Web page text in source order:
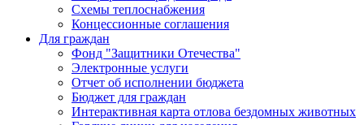
Схемы теплоснабжения
Концессионные соглашения
Для граждан
Фонд "Защитники Отечества"
Электронные услуги
Отчет об исполнении бюджета
Бюджет для граждан
Интерактивная карта отлова бездомных животных